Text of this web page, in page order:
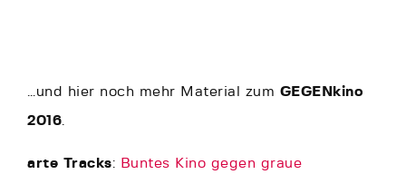
…und hier noch mehr Material zum GEGENkino
2016.
arte Tracks: Buntes Kino gegen graue